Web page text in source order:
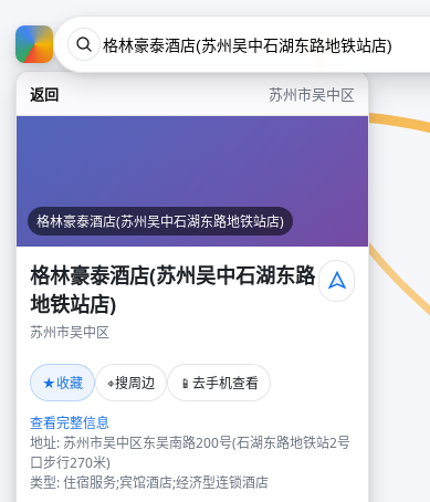
返回 苏州市吴中区
格林豪泰酒店(苏州吴中石湖东路地铁站店)
格林豪泰酒店(苏州吴中石湖东路
地铁站店)
苏州市吴中区
★收藏 ⌖搜周边 📱 去手机查看
查看完整信息
地址: 苏州市吴中区东吴南路200号(石湖东路地铁站2号
口步行270米)
类型: 住宿服务;宾馆酒店;经济型连锁酒店